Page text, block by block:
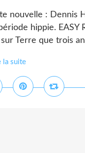
nouvelle : Dennis
hippie. EASY
Terre que trois
la suite